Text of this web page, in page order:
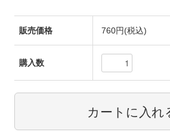
販売価格 760円(税込)
購入数